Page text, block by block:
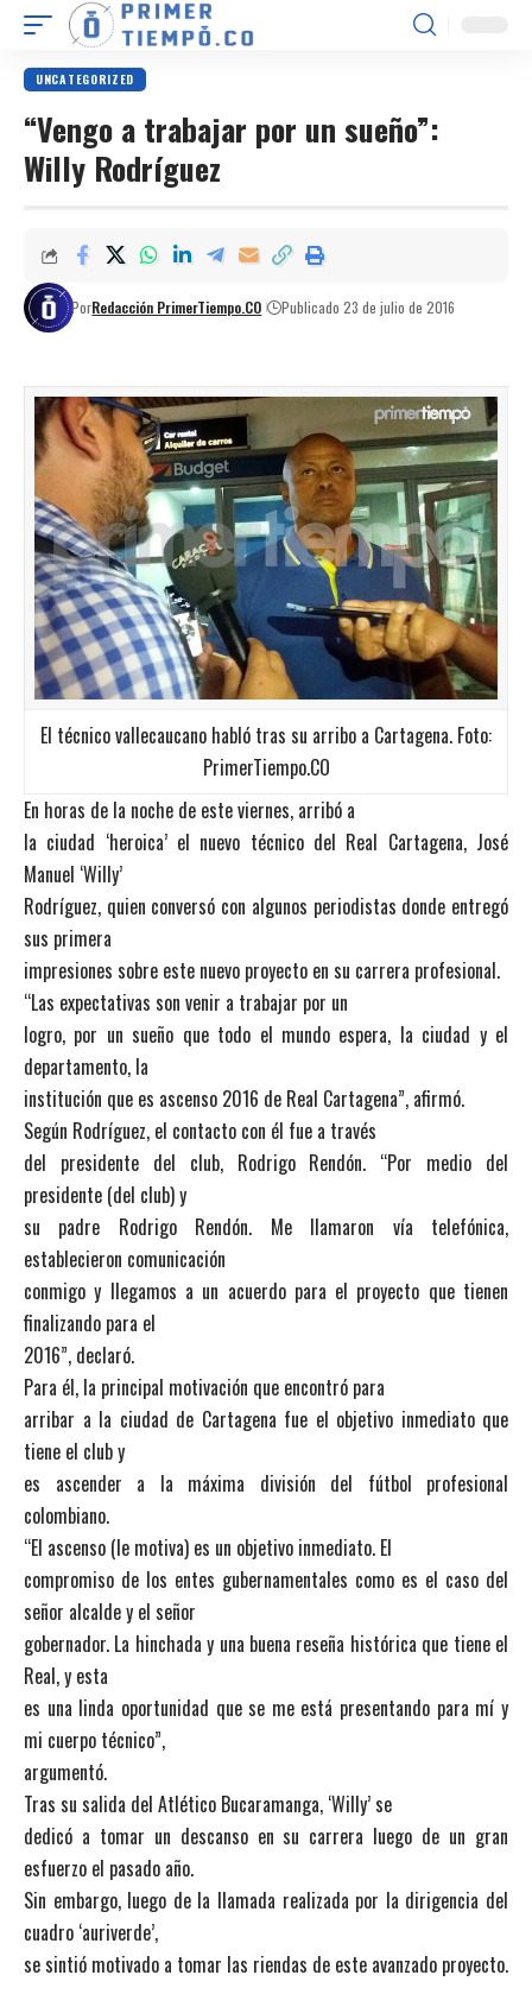
UNCATEGORIZED
“Vengo a trabajar por un sueño”:
Willy Rodríguez
PorRedacción PrimerTiempo.CO Publicado 23 de julio de 2016
El técnico vallecaucano habló tras su arribo a Cartagena. Foto:
PrimerTiempo.CO
En horas de la noche de este viernes, arribó a
la ciudad ‘heroica’ el nuevo técnico del Real Cartagena, José
Manuel ‘Willy’
Rodríguez, quien conversó con algunos periodistas donde entregó
sus primera
impresiones sobre este nuevo proyecto en su carrera profesional.
“Las expectativas son venir a trabajar por un
logro, por un sueño que todo el mundo espera, la ciudad y el
departamento, la
institución que es ascenso 2016 de Real Cartagena”, afirmó.
Según Rodríguez, el contacto con él fue a través
del presidente del club, Rodrigo Rendón. “Por medio del
presidente (del club) y
su padre Rodrigo Rendón. Me llamaron vía telefónica,
establecieron comunicación
conmigo y llegamos a un acuerdo para el proyecto que tienen
finalizando para el
2016”, declaró.
Para él, la principal motivación que encontró para
arribar a la ciudad de Cartagena fue el objetivo inmediato que
tiene el club y
es ascender a la máxima división del fútbol profesional
colombiano.
“El ascenso (le motiva) es un objetivo inmediato. El
compromiso de los entes gubernamentales como es el caso del
señor alcalde y el señor
gobernador. La hinchada y una buena reseña histórica que tiene el
Real, y esta
es una linda oportunidad que se me está presentando para mí y
mi cuerpo técnico”,
argumentó.
Tras su salida del Atlético Bucaramanga, ‘Willy’ se
dedicó a tomar un descanso en su carrera luego de un gran
esfuerzo el pasado año.
Sin embargo, luego de la llamada realizada por la dirigencia del
cuadro ‘auriverde’,
se sintió motivado a tomar las riendas de este avanzado proyecto.